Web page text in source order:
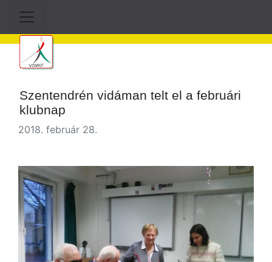
Szentendrén vidáman telt el a februári
klubnap
2018. február 28.